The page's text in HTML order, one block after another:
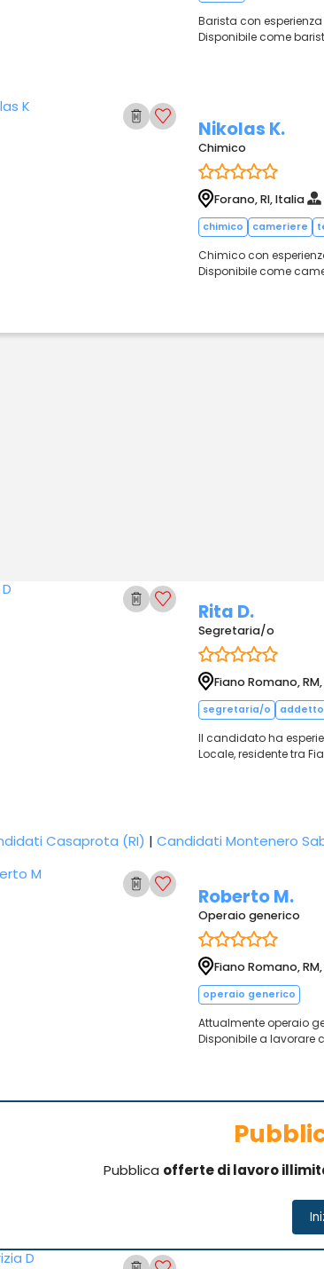
Barista con
Disponibile come
Nikolas K.
Chimico
Forano, RI, Italia
chimico cameriere
Chimico con
Disponibile come
Rita D.
Segretaria/o
Fiano Romano,
segretaria/o
Il candidato ha
Locale, residente tra
Casaprota (RI) | Candidati Montenero
Roberto M.
Operaio generico
Fiano Romano,
operaio generico
Attualmente operaio
Disponibile a lavorare
Pubblica offerte di lavoro